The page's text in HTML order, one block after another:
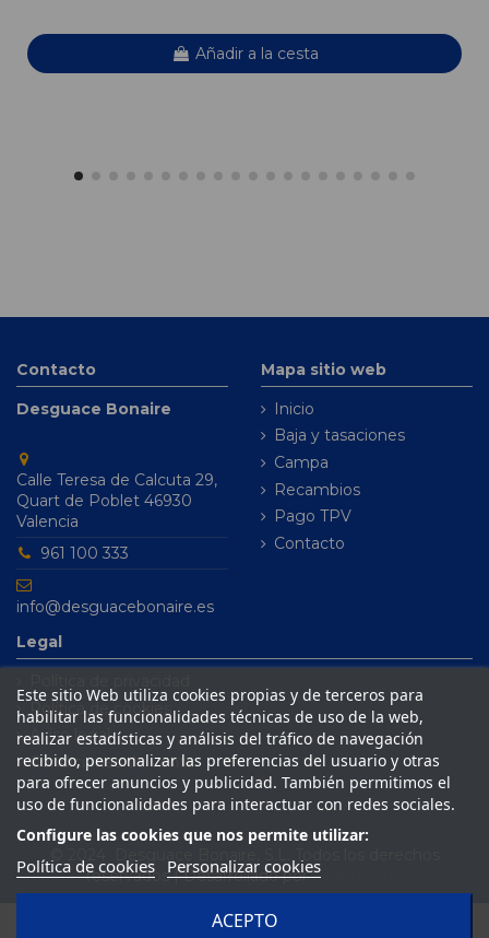
Añadir a la cesta
Contacto
Desguace Bonaire
Calle Teresa de Calcuta 29,
Quart de Poblet 46930
Valencia
961 100 333
info@desguacebonaire.es
Mapa sitio web
Inicio
Baja y tasaciones
Campa
Recambios
Pago TPV
Contacto
Legal
Política de cookies
Aviso legal
Condiciones de venta
Este sitio Web utiliza cookies propias y de terceros para
habilitar las funcionalidades técnicas de uso de la web,
realizar estadísticas y análisis del tráfico de navegación
recibido, personalizar las preferencias del usuario y otras
para ofrecer anuncios y publicidad. También permitimos el
uso de funcionalidades para interactuar con redes sociales.
Configure las cookies que nos permite utilizar:
Política de cookies Personalizar cookies
ACEPTO
reservados | Desarrollado porSeintosoft